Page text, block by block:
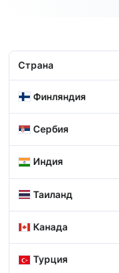
Страна
Финляндия
Сербия
Индия
Таиланд
Канада
Турция